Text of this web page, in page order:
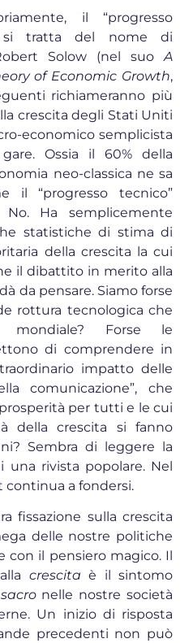
il “progresso
si tratta del nome di
Solow (nel suoA
of Economic Growth,
richiameranno più
crescita degli Stati Uniti
economico semplicista
Ossia il 60% della
neo-classica ne sa
“progresso tecnico”
Ha semplicemente
statistiche di stima di
della crescita la cui
il dibattito in merito alla
da pensare. Siamo forse
rottura tecnologica che
mondiale? Forse le
di comprendere in
impatto delle
comunicazione”, che
per tutti e le cui
della crescita si fanno
Sembra di leggere la
una rivista popolare. Nel
a fondersi.
fissazione sulla crescita
delle nostre politiche
con il pensiero magico. Il
crescita è il sintomo
sacro nelle nostre società
Un inizio di risposta
precedenti non può